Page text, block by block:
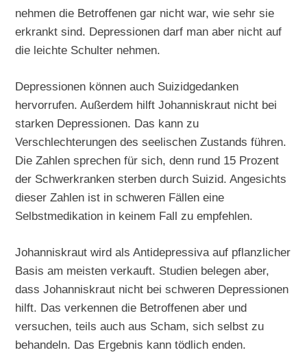
nehmen die Betroffenen gar nicht war, wie sehr sie
erkrankt sind. Depressionen darf man aber nicht auf
die leichte Schulter nehmen.
Depressionen können auch Suizidgedanken
hervorrufen. Außerdem hilft Johanniskraut nicht bei
starken Depressionen. Das kann zu
Verschlechterungen des seelischen Zustands führen.
Die Zahlen sprechen für sich, denn rund 15 Prozent
der Schwerkranken sterben durch Suizid. Angesichts
dieser Zahlen ist in schweren Fällen eine
Selbstmedikation in keinem Fall zu empfehlen.
Johanniskraut wird als Antidepressiva auf pflanzlicher
Basis am meisten verkauft. Studien belegen aber,
dass Johanniskraut nicht bei schweren Depressionen
hilft. Das verkennen die Betroffenen aber und
versuchen, teils auch aus Scham, sich selbst zu
behandeln. Das Ergebnis kann tödlich enden.